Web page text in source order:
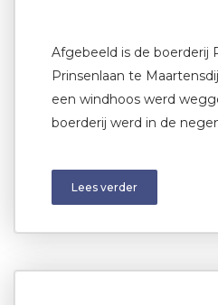
Afgebeeld is de boerderij
Prinsenlaan te
een windhoos werd
boerderij werd in de
Lees verder